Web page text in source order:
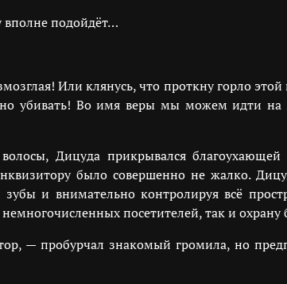
вполне подойдёт…
Или клянусь, что проткну горло
убивать! Во имя веры мы можем идти
Дицуда прикрывался
было совершенно не жалко.
и внимательно контролируя всё
посетителей, так и охрану
— пробурчал знакомый громила, но